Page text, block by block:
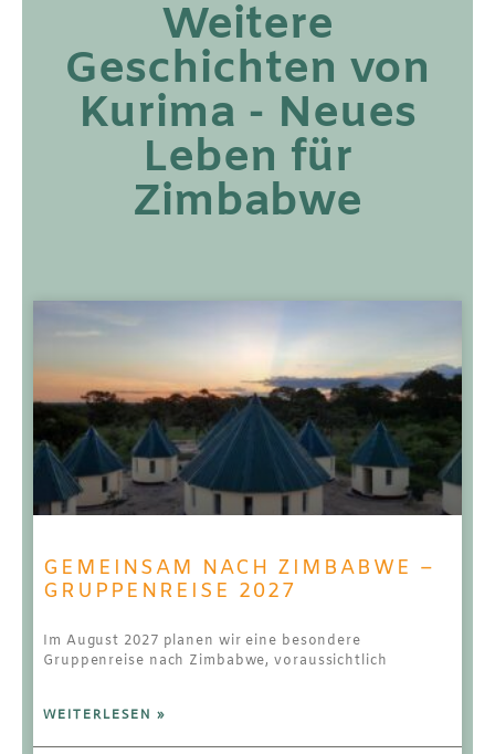
Weitere
Geschichten von
Kurima - Neues
Leben für
Zimbabwe
GEMEINSAM NACH ZIMBABWE –
GRUPPENREISE 2027
Im August 2027 planen wir eine besondere
Gruppenreise nach Zimbabwe, voraussichtlich
WEITERLESEN »